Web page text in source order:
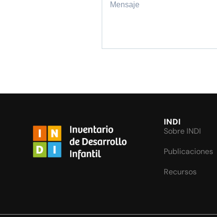
INDI
Sobre INDI
Publicaciones
Recursos